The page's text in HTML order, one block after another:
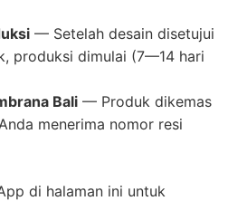
— Setelah desain disetujui
produksi dimulai (7—14 hari
Bali — Produk dikemas
menerima nomor resi
di halaman ini untuk